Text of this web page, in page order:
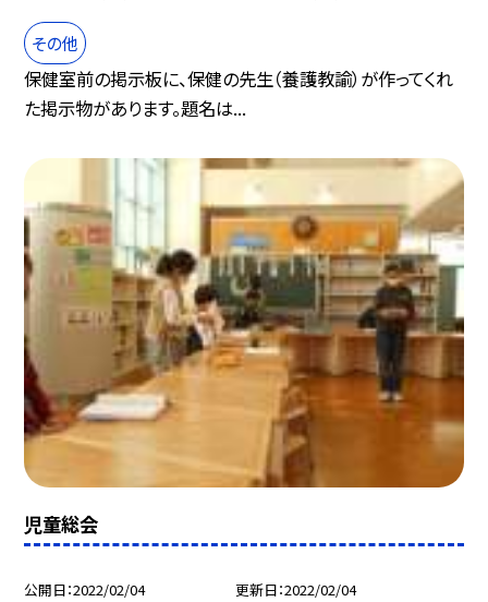
その他
保健室前の掲示板に、保健の先生（養護教諭）が作ってくれ
た掲示物があります。題名は...
児童総会
公開日 2022/02/04 更新日 2022/02/04